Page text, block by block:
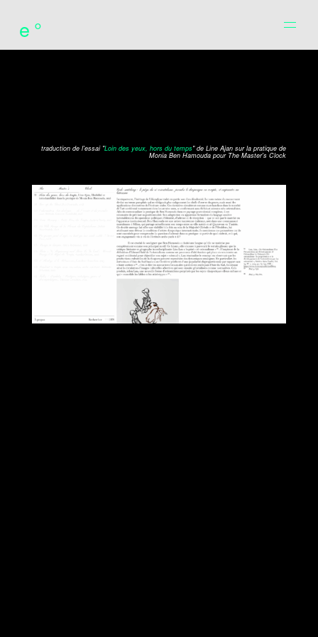
e°
traduction de l'essai "Loin des yeux, hors du temps" de Line Ajan sur la pratique de
Monia Ben Hamouda pour The Master's Clock